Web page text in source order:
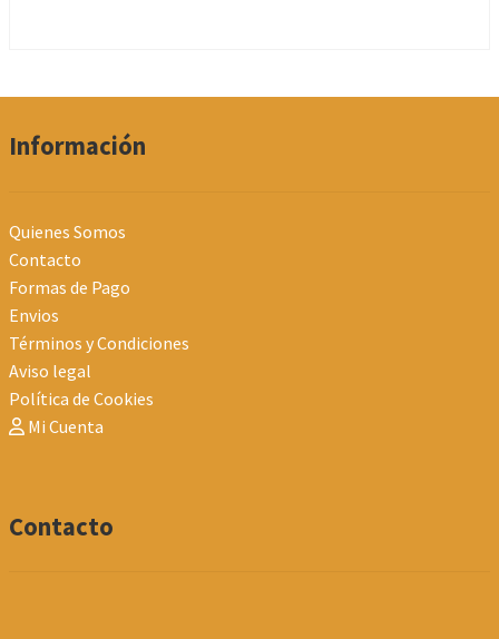
Información
Quienes Somos
Contacto
Formas de Pago
Envios
Términos y Condiciones
Aviso legal
Política de Cookies
Mi Cuenta
Contacto